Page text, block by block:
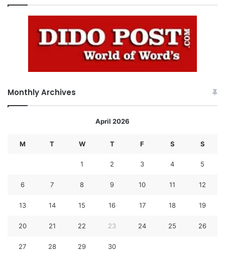
Monthly Archives
April 2026
M T W T F S S
1 2 3 4 5
6 7 8 9 10 11 12
13 14 15 16 17 18 19
20 21 22 23 24 25 26
27 28 29 30